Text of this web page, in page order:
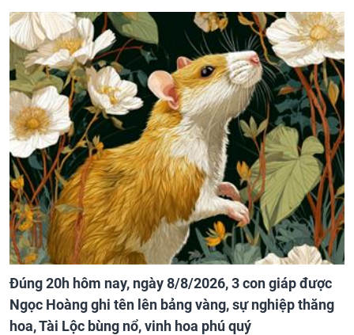
Đúng 20h hôm nay, ngày 8/8/2026, 3 con giáp được
Ngọc Hoàng ghi tên lên bảng vàng, sự nghiệp thăng
hoa, Tài Lộc bùng nổ, vinh hoa phú quý